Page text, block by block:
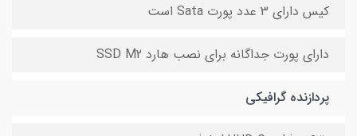
کیس دارای 3 عدد پورت Sata است
دارای پورت جداگانه برای نصب هارد SSD M2
پردازنده گرافیکی